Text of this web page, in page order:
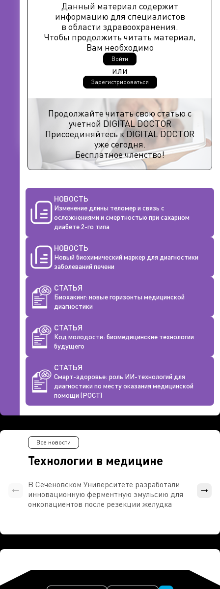
Данный материал содержит
информацию для специалистов
в области здравоохранения.
Чтобы продолжить читать материал,
Вам необходимо
Войти
или
Зарегистрироваться
Продолжайте читать свою статью с
учетной DIGITAL DOCTOR
Присоединяйтесь к DIGITAL DOCTOR
уже сегодня.
Бесплатное членство!
НОВОСТЬ
Изменение длины теломер и связь с
осложнениями и смертностью при сахарном
диабете 2-го типа
НОВОСТЬ
Новый биохимический маркер для диагностики
заболеваний печени
СТАТЬЯ
Биохакинг: новые горизонты медицинской
диагностики
СТАТЬЯ
Код молодости: биомедицинские технологии
будущего
СТАТЬЯ
Смарт-здоровье: роль ИИ-технологий для
диагностики по месту оказания медицинской
помощи (РОСТ)
Технологии в медицине
Все новости
В Сеченовском Университете разработали
инновационную ферментную эмульсию для
онкопациентов после резекции желудка